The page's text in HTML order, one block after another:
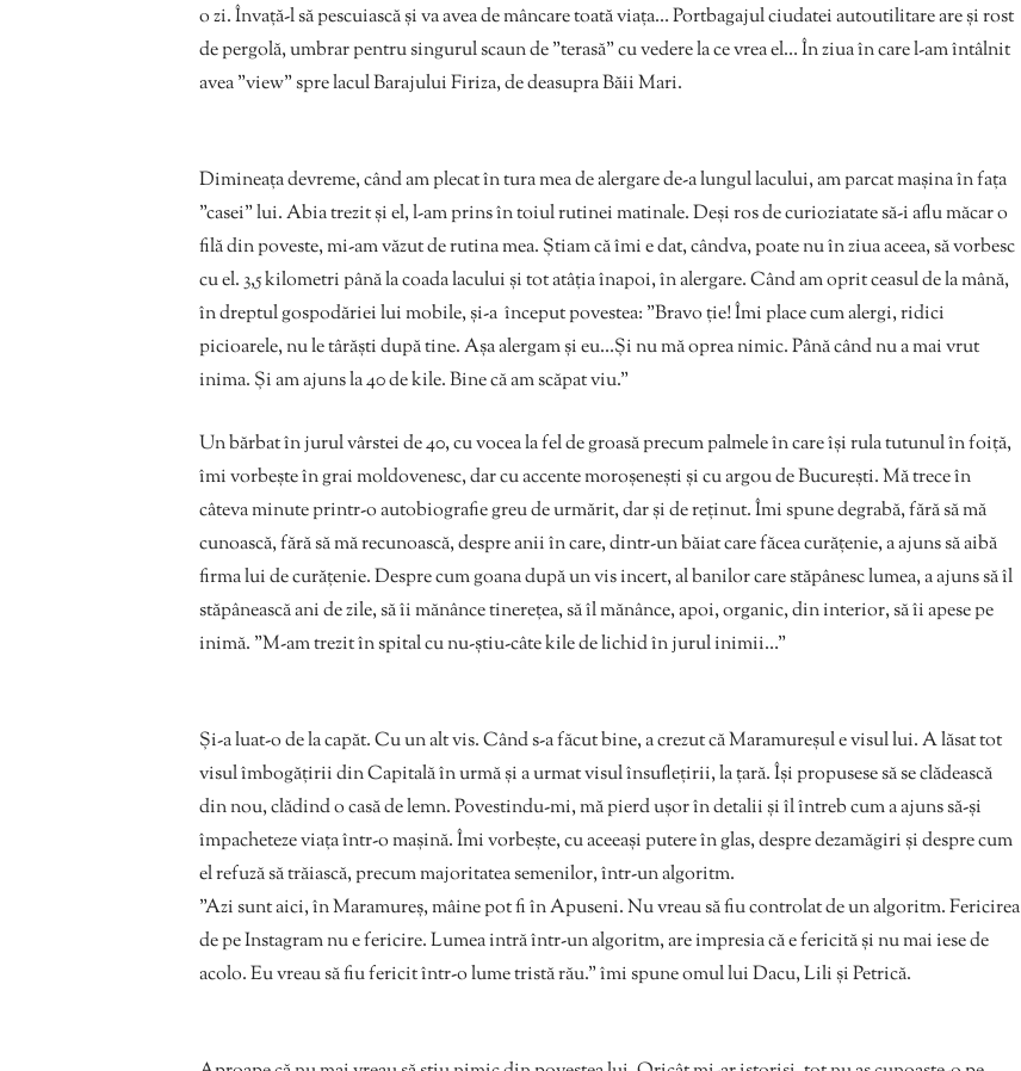
o zi. Învață-l să pescuiască și va avea de mâncare toată viața… Portbagajul ciudatei autoutilitare are și rost
de pergolă, umbrar pentru singurul scaun de ”terasă” cu vedere la ce vrea el… În ziua în care l-am întâlnit
avea ”view” spre lacul Barajului Firiza, de deasupra Băii Mari.
Dimineața devreme, când am plecat în tura mea de alergare de-a lungul lacului, am parcat mașina în fața
”casei” lui. Abia trezit și el, l-am prins în toiul rutinei matinale. Deși ros de curioziatate să-i aflu măcar o
filă din poveste, mi-am văzut de rutina mea. Știam că îmi e dat, cândva, poate nu în ziua aceea, să vorbesc
cu el. 3,5 kilometri până la coada lacului și tot atâția înapoi, în alergare. Când am oprit ceasul de la mână,
în dreptul gospodăriei lui mobile, și-a început povestea: ”Bravo ție! Îmi place cum alergi, ridici
picioarele, nu le târăști după tine. Așa alergam și eu…Și nu mă oprea nimic. Până când nu a mai vrut
inima. Și am ajuns la 40 de kile. Bine că am scăpat viu.”
Un bărbat în jurul vârstei de 40, cu vocea la fel de groasă precum palmele în care își rula tutunul în foiță,
îmi vorbește în grai moldovenesc, dar cu accente moroșenești și cu argou de București. Mă trece în
câteva minute printr-o autobiografie greu de urmărit, dar și de reținut. Îmi spune degrabă, fără să mă
cunoască, fără să mă recunoască, despre anii în care, dintr-un băiat care făcea curățenie, a ajuns să aibă
firma lui de curățenie. Despre cum goana după un vis incert, al banilor care stăpânesc lumea, a ajuns să îl
stăpânească ani de zile, să îi mănânce tinerețea, să îl mănânce, apoi, organic, din interior, să îi apese pe
inimă. ”M-am trezit în spital cu nu-știu-câte kile de lichid în jurul inimii…”
Și-a luat-o de la capăt. Cu un alt vis. Când s-a făcut bine, a crezut că Maramureșul e visul lui. A lăsat tot
visul îmbogățirii din Capitală în urmă și a urmat visul însuflețirii, la țară. Își propusese să se clădească
din nou, clădind o casă de lemn. Povestindu-mi, mă pierd ușor în detalii și îl întreb cum a ajuns să-și
împacheteze viața într-o mașină. Îmi vorbește, cu aceeași putere în glas, despre dezamăgiri și despre cum
el refuză să trăiască, precum majoritatea semenilor, într-un algoritm.
”Azi sunt aici, în Maramureș, mâine pot fi în Apuseni. Nu vreau să fiu controlat de un algoritm. Fericirea
de pe Instagram nu e fericire. Lumea intră într-un algoritm, are impresia că e fericită și nu mai iese de
acolo. Eu vreau să fiu fericit într-o lume tristă rău.” îmi spune omul lui Dacu, Lili și Petrică.